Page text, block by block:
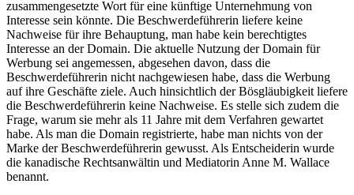
zusammengesetzte Wort für eine künftige Unternehmung von
Interesse sein könnte. Die Beschwerdeführerin liefere keine
Nachweise für ihre Behauptung, man habe kein berechtigtes
Interesse an der Domain. Die aktuelle Nutzung der Domain für
Werbung sei angemessen, abgesehen davon, dass die
Beschwerdeführerin nicht nachgewiesen habe, dass die Werbung
auf ihre Geschäfte ziele. Auch hinsichtlich der Bösgläubigkeit liefere
die Beschwerdeführerin keine Nachweise. Es stelle sich zudem die
Frage, warum sie mehr als 11 Jahre mit dem Verfahren gewartet
habe. Als man die Domain registrierte, habe man nichts von der
Marke der Beschwerdeführerin gewusst. Als Entscheiderin wurde
die kanadische Rechtsanwältin und Mediatorin Anne M. Wallace
benannt.